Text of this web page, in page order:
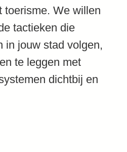
toerisme. We willen
tactieken die
in jouw stad volgen,
te leggen met
dichtbij en